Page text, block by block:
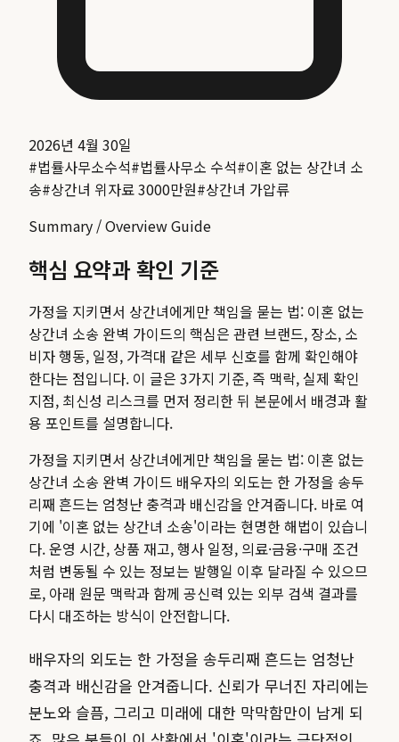
2026년 4월 30일
#법률사무소수석#법률사무소 수석#이혼 없는 상간녀 소
송#상간녀 위자료 3000만원#상간녀 가압류
Summary / Overview Guide
핵심 요약과 확인 기준
가정을 지키면서 상간녀에게만 책임을 묻는 법: 이혼 없는
상간녀 소송 완벽 가이드의 핵심은 관련 브랜드, 장소, 소
비자 행동, 일정, 가격대 같은 세부 신호를 함께 확인해야
한다는 점입니다. 이 글은 3가지 기준, 즉 맥락, 실제 확인
지점, 최신성 리스크를 먼저 정리한 뒤 본문에서 배경과 활
용 포인트를 설명합니다.
가정을 지키면서 상간녀에게만 책임을 묻는 법: 이혼 없는
상간녀 소송 완벽 가이드 배우자의 외도는 한 가정을 송두
리째 흔드는 엄청난 충격과 배신감을 안겨줍니다. 바로 여
기에 '이혼 없는 상간녀 소송'이라는 현명한 해법이 있습니
다.운영 시간, 상품 재고, 행사 일정, 의료·금융·구매 조건
처럼 변동될 수 있는 정보는 발행일 이후 달라질 수 있으므
로, 아래 원문 맥락과 함께 공신력 있는 외부 검색 결과를
다시 대조하는 방식이 안전합니다.
배우자의 외도는 한 가정을 송두리째 흔드는 엄청난
충격과 배신감을 안겨줍니다. 신뢰가 무너진 자리에는
분노와 슬픔, 그리고 미래에 대한 막막함만이 남게 되